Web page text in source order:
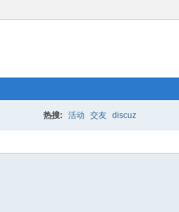
热搜: 活动 交友 discuz